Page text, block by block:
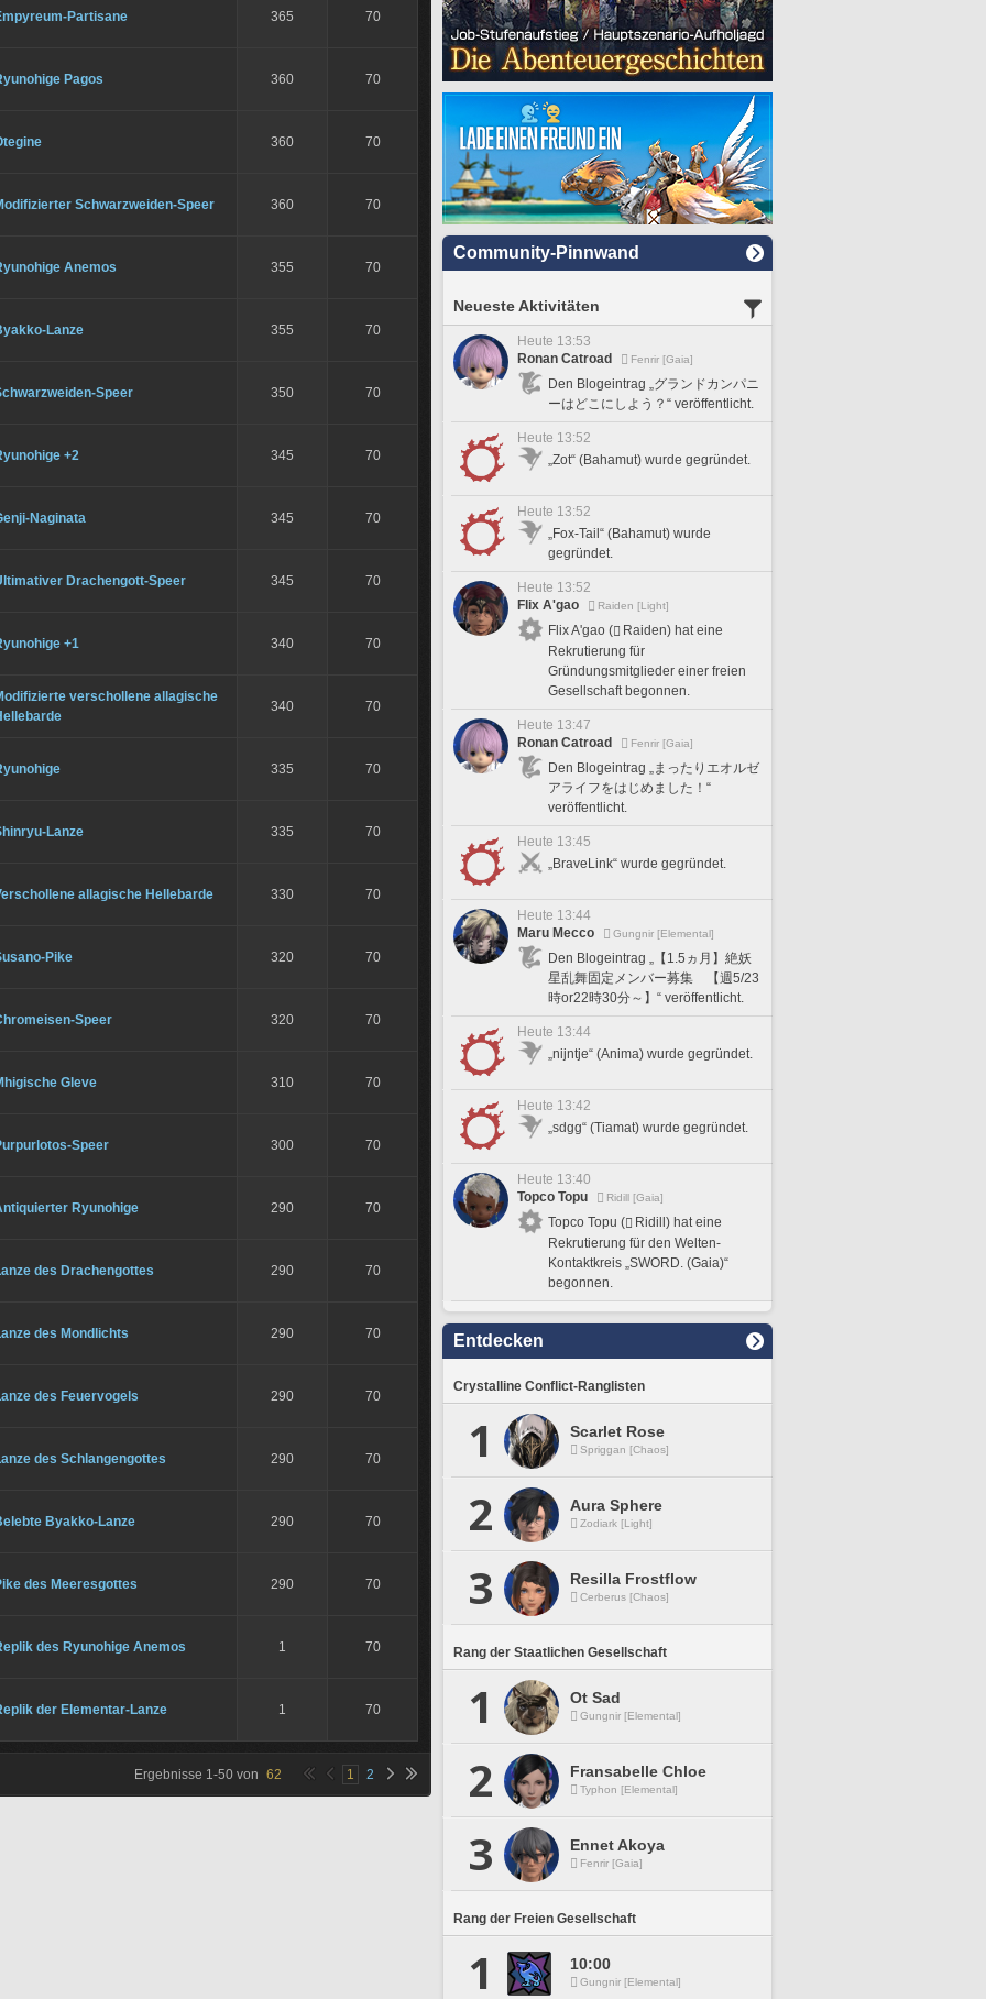
Partisane 365 70
Pagos 360 70
360 70
Schwarzweiden-Speer 360 70
Anemos 355 70
Lanze 355 70
Speer 350 70
+2 345 70
Naginata 345 70
Drachengott-Speer 345 70
+1 340 70
verschollene allagische
340 70
335 70
Lanze 335 70
allagische Hellebarde 330 70
Pike 320 70
Speer 320 70
Gleve 310 70
Speer 300 70
Ryunohige 290 70
des Drachengottes 290 70
des Mondlichts 290 70
des Feuervogels 290 70
des Schlangengottes 290 70
Byakko-Lanze 290 70
des Meeresgottes 290 70
des Ryunohige Anemos 1 70
der Elementar-Lanze 1 70
Ergebnisse 1-50 von 62 1 2
Community-Pinnwand
Neueste Aktivitäten
Heute 13:53
Ronan Catroad
Fenrir [Gaia]
Den Blogeintrag „グランドカンパニ
ーはどこにしよう？“ veröffentlicht.
Heute 13:52
„Zot“ (Bahamut) wurde gegründet.
Heute 13:52
„Fox-Tail“ (Bahamut) wurde
gegründet.
Heute 13:52
Flix A'gao
Raiden [Light]
Flix A'gao (
Raiden) hat eine
Rekrutierung für
Gründungsmitglieder einer freien
Gesellschaft begonnen.
Heute 13:47
Ronan Catroad
Fenrir [Gaia]
Den Blogeintrag „まったりエオルゼ
アライフをはじめました！“
veröffentlicht.
Heute 13:45
„BraveLink“ wurde gegründet.
Heute 13:44
Maru Mecco
Gungnir [Elemental]
Den Blogeintrag „【1.5ヵ月】絶妖
星乱舞固定メンバー募集 【週5/23
時or22時30分～】“ veröffentlicht.
Heute 13:44
„nijntje“ (Anima) wurde gegründet.
Heute 13:42
„sdgg“ (Tiamat) wurde gegründet.
Heute 13:40
Topco Topu
Ridill [Gaia]
Topco Topu (
Ridill) hat eine
Rekrutierung für den Welten-
Kontaktkreis „SWORD. (Gaia)“
begonnen.
Entdecken
Crystalline Conflict-Ranglisten
1 Scarlet Rose
Spriggan [Chaos]
2 Aura Sphere
Zodiark [Light]
3 Resilla Frostflow
Cerberus [Chaos]
Rang der Staatlichen Gesellschaft
1 Ot Sad
Gungnir [Elemental]
2 Fransabelle Chloe
Typhon [Elemental]
3 Ennet Akoya
Fenrir [Gaia]
Rang der Freien Gesellschaft
1 10:00
Gungnir [Elemental]